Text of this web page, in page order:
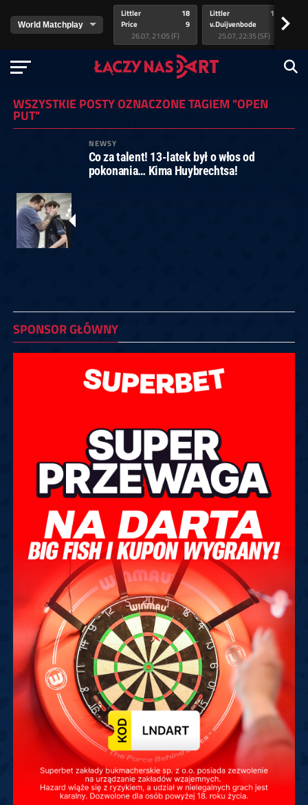
Littler
Price
18
9
26.07, 21:05 (F)
Littler
v.Duijvenbode
17
25.07, 22:35 (SF)
>
WSZYSTKIE POSTY OZNACZONE TAGIEM "OPEN
PUT"
NEWSY
Co za talent! 13-latek był o włos od
pokonania… Kima Huybrechtsa!
SPONSOR GŁÓWNY